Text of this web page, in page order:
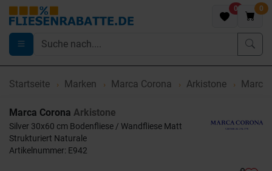
0 0
Startseite Marken Marca Corona Arkistone Marca
Marca Corona Arkistone
Silver 30x60 cm Bodenfliese / Wandfliese Matt
Strukturiert Naturale
Artikelnummer: E942